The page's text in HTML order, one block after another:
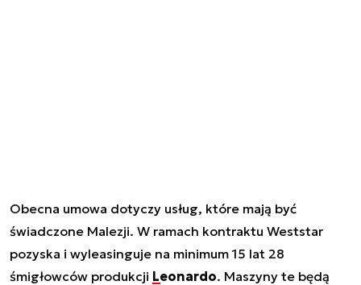
Obecna umowa dotyczy usług, które mają być
świadczone Malezji. W ramach kontraktu Weststar
pozyska i wyleasinguje na minimum 15 lat 28
śmigłowców produkcji Leonardo. Maszyny te będą